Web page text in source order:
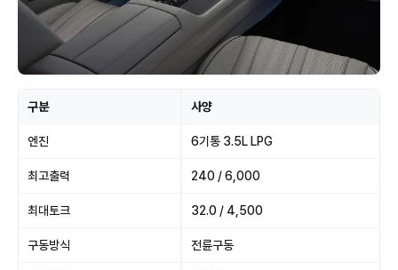
구분 사양
엔진 6기통 3.5L LPG
최고출력 240 / 6,000
최대토크 32.0 / 4,500
구동방식 전륜구동